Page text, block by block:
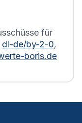
Jahres
für
dl-de/by-2-0,
boris.de